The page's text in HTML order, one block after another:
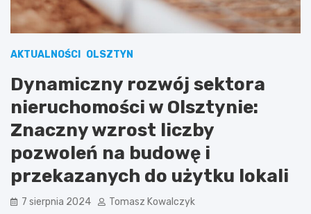
AKTUALNOŚCI OLSZTYN
Dynamiczny rozwój sektora
nieruchomości w Olsztynie:
Znaczny wzrost liczby
pozwoleń na budowę i
przekazanych do użytku lokali
7 sierpnia 2024 Tomasz Kowalczyk